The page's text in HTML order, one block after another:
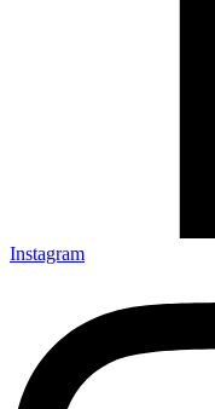
Instagram